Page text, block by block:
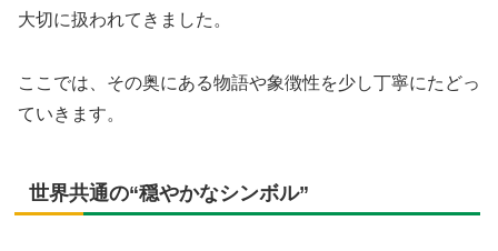
大切に扱われてきました。
ここでは、その奥にある物語や象徴性を少し丁寧にたどっ
ていきます。
世界共通の“穏やかなシンボル”